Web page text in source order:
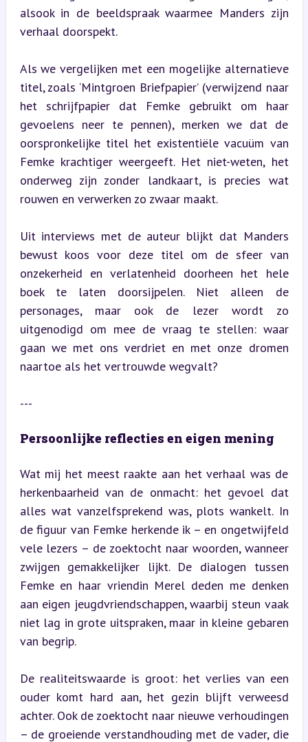
alsook in de beeldspraak waarmee Manders zijn
verhaal doorspekt.
Als we vergelijken met een mogelijke alternatieve
titel, zoals ‘Mintgroen Briefpapier’ (verwijzend naar
het schrijfpapier dat Femke gebruikt om haar
gevoelens neer te pennen), merken we dat de
oorspronkelijke titel het existentiële vacuüm van
Femke krachtiger weergeeft. Het niet-weten, het
onderweg zijn zonder landkaart, is precies wat
rouwen en verwerken zo zwaar maakt.
Uit interviews met de auteur blijkt dat Manders
bewust koos voor deze titel om de sfeer van
onzekerheid en verlatenheid doorheen het hele
boek te laten doorsijpelen. Niet alleen de
personages, maar ook de lezer wordt zo
uitgenodigd om mee de vraag te stellen: waar
gaan we met ons verdriet en met onze dromen
naartoe als het vertrouwde wegvalt?
---
Persoonlijke reflecties en eigen mening
Wat mij het meest raakte aan het verhaal was de
herkenbaarheid van de onmacht: het gevoel dat
alles wat vanzelfsprekend was, plots wankelt. In
de figuur van Femke herkende ik – en ongetwijfeld
vele lezers – de zoektocht naar woorden, wanneer
zwijgen gemakkelijker lijkt. De dialogen tussen
Femke en haar vriendin Merel deden me denken
aan eigen jeugdvriendschappen, waarbij steun vaak
niet lag in grote uitspraken, maar in kleine gebaren
van begrip.
De realiteitswaarde is groot: het verlies van een
ouder komt hard aan, het gezin blijft verweesd
achter. Ook de zoektocht naar nieuwe verhoudingen
– de groeiende verstandhouding met de vader, die